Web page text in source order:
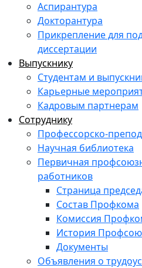
Аспирантура
Докторантура
Прикрепление для
диссертации
Выпускнику
Студентам и
Карьерные
Кадровым партнерам
Сотруднику
Профессорско-
Научная библиотека
Первичная
работников
Страница
Состав Профкома
Комиссия
История
Документы
Объявления о